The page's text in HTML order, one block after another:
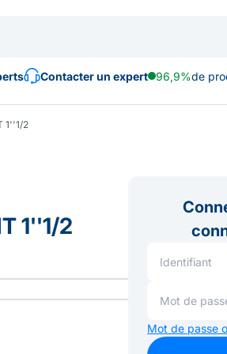
Contacter un expert 96,9%de
1''1/2
1''1/2
Mot de passe